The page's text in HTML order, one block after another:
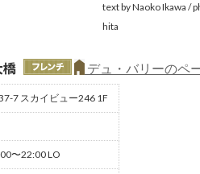
text by Naoko Ikawa /
hita
デュ・バリーのペ
7 スカイビュー246 1F
〜22:00 LO